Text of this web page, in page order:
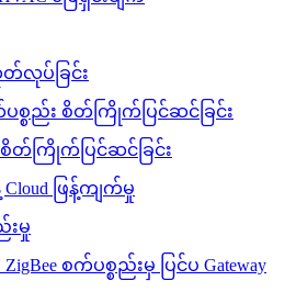
တ်လုပ်ခြင်း
ပစ္စည်း စိတ်ကြိုက်ပြင်ဆင်ခြင်း
ကြိုက်ပြင်ဆင်ခြင်း
ဖြန့်ကျက်မှု
းမှု
ZigBee စက်ပစ္စည်းမှ ပြင်ပ Gateway